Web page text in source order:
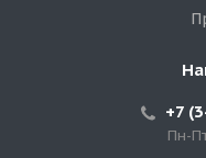
+7
Пн-